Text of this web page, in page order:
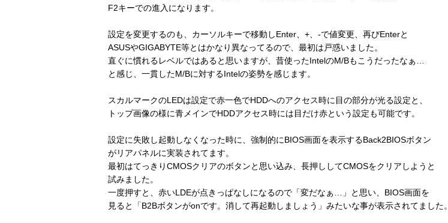
F2キーでの進入になります。
設定を変更するのも、カーソルキーで移動しEnter、+、-で値変更、再びEnterと
ASUSやGIGABYTE等とはかなり異なってるので、最初は戸惑いました。
直ぐに慣れるレベルではあると思いますが、昔使ったIntelのM/Bもこうだったなぁ…
と感じ、一貫したM/Bに対するIntelの姿勢を感じます。
スカルマークのLEDは設定で赤一色でHDDへのアクセス時に目の部分が光る設定と、
トップ画像の様に青メインでHDDアクセス時には目だけ赤という設定も可能です。
設定に失敗し起動しなくなった時に、強制的にBIOS画面を表示するBack2BIOSボタン
がリアパネルに実装されてます。
最初はてっきりCMOSクリアのボタンと思い込み、長押ししてCMOSをクリアしようと
試みました。
一度押すと、赤いLDEが点きっぱなしになるので「変だなぁ…」と思い、BIOS画面を
見ると「B2Bボタンがonです。消して再起動しましょう」みたいな事が表示されてました。